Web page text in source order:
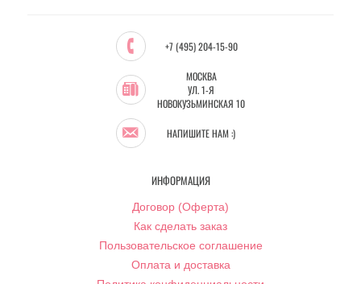
+7 (495) 204-15-90
МОСКВА
УЛ. 1-Я
НОВОКУЗЬМИНСКАЯ 10
НАПИШИТЕ НАМ :)
ИНФОРМАЦИЯ
Договор (Оферта)
Как сделать заказ
Пользовательское соглашение
Оплата и доставка